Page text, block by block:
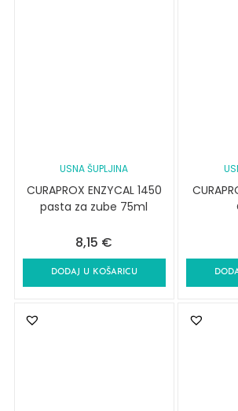
USNA ŠUPLJINA
CURAPROX ENZYCAL 1450
pasta za zube 75ml
8,15 €
DODAJ U KOŠARICU